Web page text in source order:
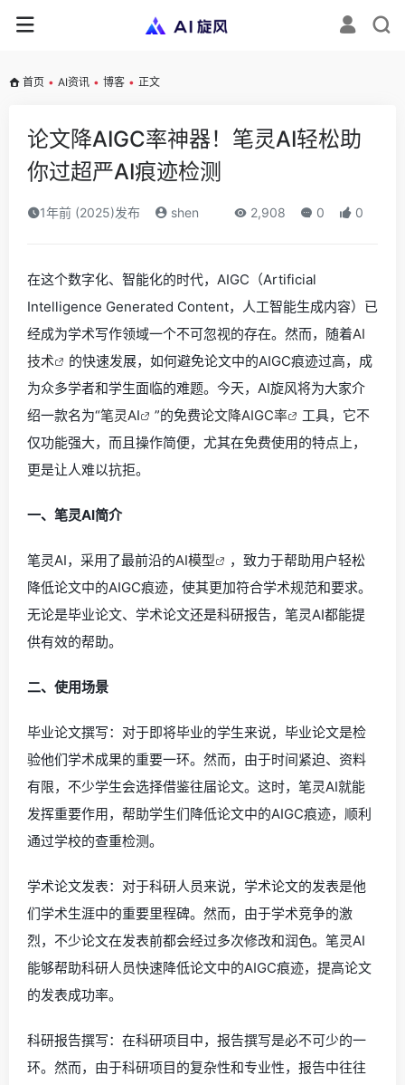
首页 • AI资讯 • 博客 • 正文
论文降AIGC率神器！笔灵AI轻松助
你过超严AI痕迹检测
1年前 (2025)发布 shen 2,908 0 0
在这个数字化、智能化的时代，AIGC（Artificial
Intelligence Generated Content，人工智能生成内容）已
经成为学术写作领域一个不可忽视的存在。然而，随着AI
技术
的快速发展，如何避免论文中的AIGC痕迹过高，成
为众多学者和学生面临的难题。今天，AI旋风将为大家介
绍一款名为“笔灵AI ”的免费论文降AIGC率
工具，它不
仅功能强大，而且操作简便，尤其在免费使用的特点上，
更是让人难以抗拒。
一、笔灵AI简介
笔灵AI，采用了最前沿的AI模型
，致力于帮助用户轻松
降低论文中的AIGC痕迹，使其更加符合学术规范和要求。
无论是毕业论文、学术论文还是科研报告，笔灵AI都能提
供有效的帮助。
二、使用场景
毕业论文撰写：对于即将毕业的学生来说，毕业论文是检
验他们学术成果的重要一环。然而，由于时间紧迫、资料
有限，不少学生会选择借鉴往届论文。这时，笔灵AI就能
发挥重要作用，帮助学生们降低论文中的AIGC痕迹，顺利
通过学校的查重检测。
学术论文发表：对于科研人员来说，学术论文的发表是他
们学术生涯中的重要里程碑。然而，由于学术竞争的激
烈，不少论文在发表前都会经过多次修改和润色。笔灵AI
能够帮助科研人员快速降低论文中的AIGC痕迹，提高论文
的发表成功率。
科研报告撰写：在科研项目中，报告撰写是必不可少的一
环。然而，由于科研项目的复杂性和专业性，报告中往往